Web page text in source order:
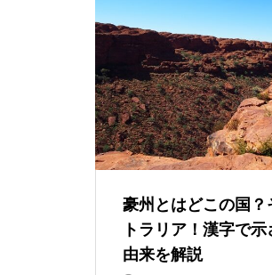
豪州とはどこの国？
トラリア！漢字で
由来を解説